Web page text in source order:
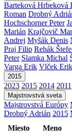
Barteková Hrbeková
Roman Drobný
Hochschorner Peter
Marián Krajčovič
Andrej Myšák Denis
Praj Filip Rehák
Peter Slamka Michal
Varga Erik Vlček Erik
2015
2023 2015 2014 2011
Majstrovstvá sveta
Majstrovstvá Európy
Drobný Adrián 2015
Miesto
Meno